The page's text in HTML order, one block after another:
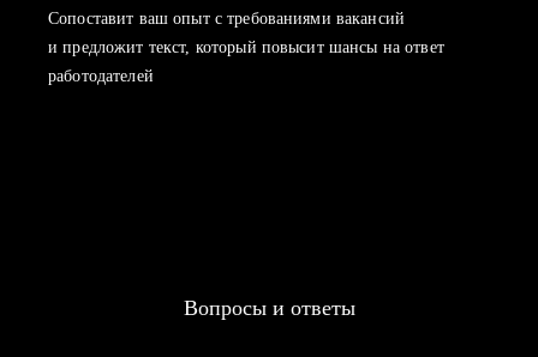
Сопоставит ваш опыт с требованиями вакансий
и предложит текст, который повысит шансы на ответ
работодателей
Вопросы и ответы